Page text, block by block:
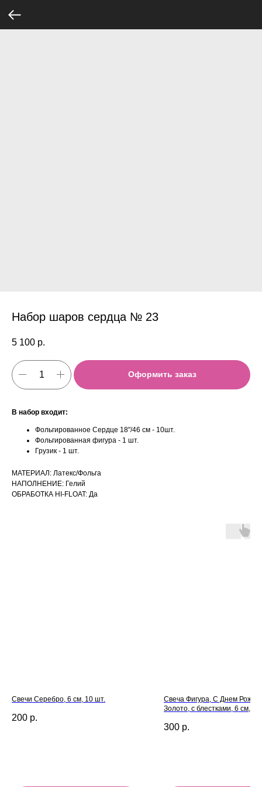
Набор шаров сердца № 23
5 100 р.
Оформить заказ
В набор входит:
Фольгированное Сердце 18"/46 см - 10шт.
Фольгированная фигура - 1 шт.
Грузик - 1 шт.
МАТЕРИАЛ: Латекс/Фольга
НАПОЛНЕНИЕ: Гелий
ОБРАБОТКА HI-FLOAT: Да
Свечи Серебро, 6 см, 10 шт.
200 р.
Свеча Фигура, С Днем
Золото, с блестками, 6 см, 1
300 р.